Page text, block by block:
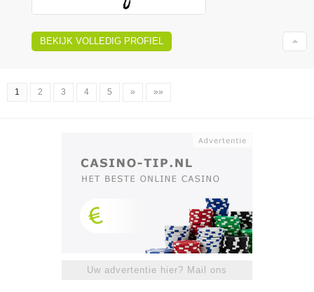
BEKIJK VOLLEDIG PROFIEL
1 2 3 4 5 » »»
Uw advertentie hier? Mail ons